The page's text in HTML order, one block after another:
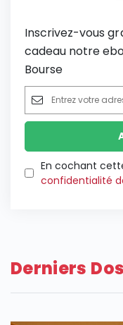
Inscrivez-vous
cadeau notre
Bourse
En cochant
confidentialité
Derniers